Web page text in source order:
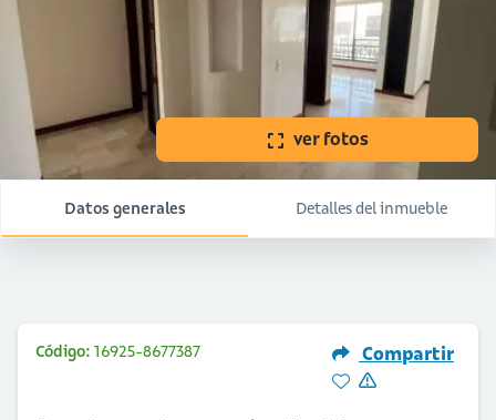
ver fotos
Datos generales Detalles del inmueble
Código: 16925-8677387 Compartir